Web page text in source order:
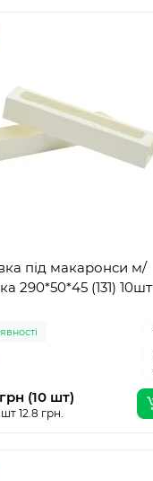
під макаронси м/
290*50*45 (131) 10шт
(10 шт)
12.8 грн.